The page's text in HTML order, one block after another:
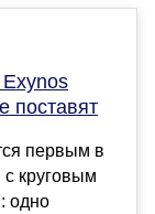
поставят
первым в
с круговым
одно